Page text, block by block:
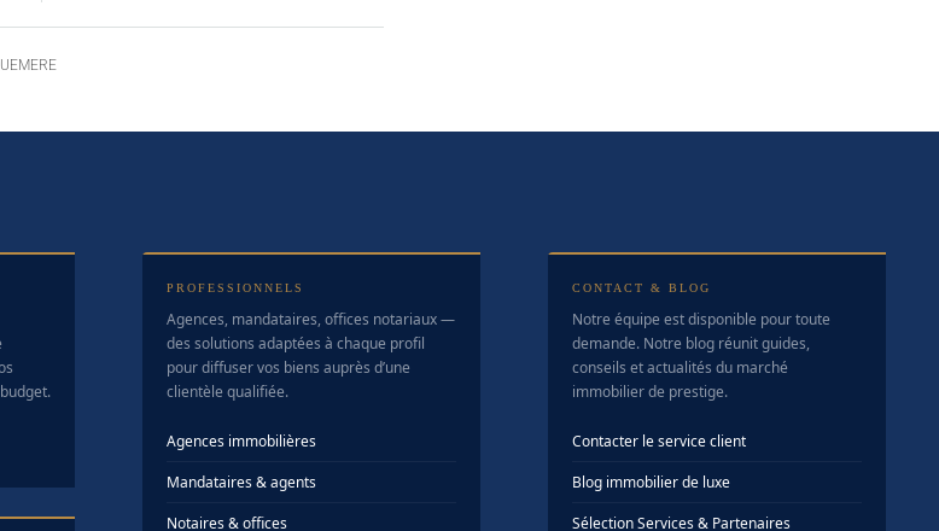
PROFESSIONNELS
Agences, mandataires, offices notariaux —
des solutions adaptées à chaque profil
pour diffuser vos biens auprès d’une
clientèle qualifiée.
Agences immobilières
Mandataires & agents
Notaires & offices
CONTACT & BLOG
Notre équipe est disponible pour toute
demande. Notre blog réunit guides,
conseils et actualités du marché
immobilier de prestige.
Contacter le service client
Blog immobilier de luxe
Sélection Services & Partenaires